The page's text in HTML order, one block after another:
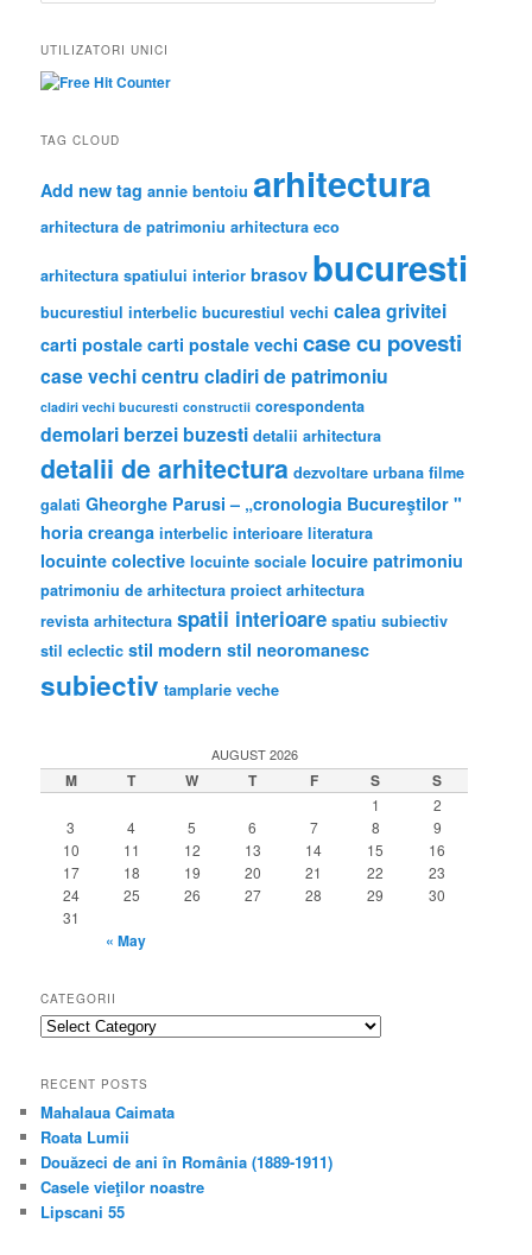
r
c
h
UTILIZATORI UNICI
TAG CLOUD
Add new tag annie bentoiu arhitectura
arhitectura de patrimoniu arhitectura eco
arhitectura spatiului interior brasov bucuresti
bucurestiul interbelic bucurestiul vechi calea grivitei
carti postale carti postale vechi case cu povesti
case vechicentru cladiri de patrimoniu
cladiri vechi bucuresti constructii corespondenta
demolari berzei buzesti detalii arhitectura
detalii de arhitectura dezvoltare urbana filme
galati Gheorghe Parusi – „cronologia Bucureştilor "
horia creanga interbelic interioare literatura
locuinte colective locuinte sociale locuire patrimoniu
patrimoniu de arhitectura proiect arhitectura
revista arhitectura spatii interioare spatiu subiectiv
stil eclectic stil modern stil neoromanesc
subiectiv tamplarie veche
AUGUST 2026
M T W T F S S
1
2
3
4 5 6 7 8
9
10
11 12 13 14 15
16
17
18 19 20 21 22
23
24
25 26 27 28 29
30
31
« May
CATEGORII
categorii
RECENT POSTS
Mahalaua Caimata
Roata Lumii
Douăzeci de ani în România (1889-1911)
Casele vieţilor noastre
Lipscani 55